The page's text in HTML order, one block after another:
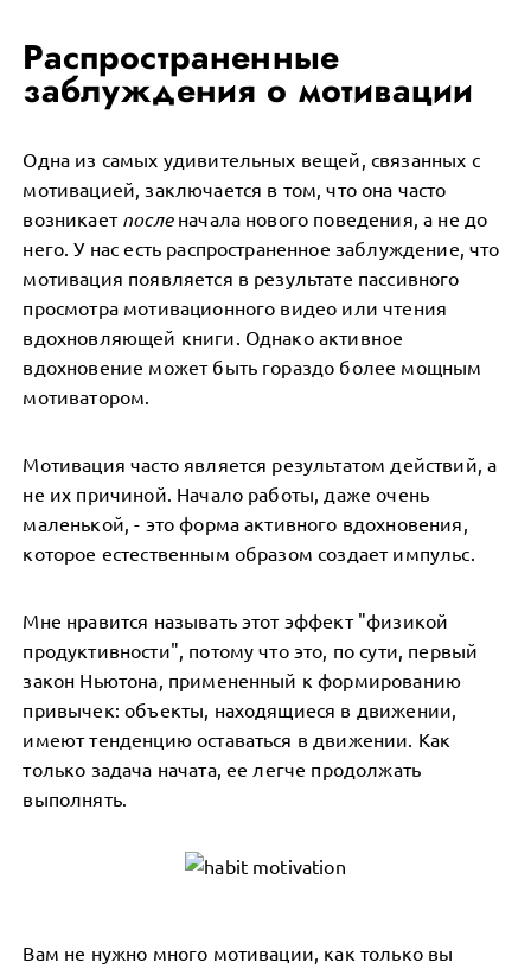
Распространенные
заблуждения о мотивации
Одна из самых удивительных вещей, связанных с
мотивацией, заключается в том, что она часто
возникает после начала нового поведения, а не до
него. У нас есть распространенное заблуждение, что
мотивация появляется в результате пассивного
просмотра мотивационного видео или чтения
вдохновляющей книги. Однако активное
вдохновение может быть гораздо более мощным
мотиватором.
Мотивация часто является результатом действий, а
не их причиной. Начало работы, даже очень
маленькой, - это форма активного вдохновения,
которое естественным образом создает импульс.
Мне нравится называть этот эффект "физикой
продуктивности", потому что это, по сути, первый
закон Ньютона, примененный к формированию
привычек: объекты, находящиеся в движении,
имеют тенденцию оставаться в движении. Как
только задача начата, ее легче продолжать
выполнять.
Вам не нужно много мотивации, как только вы